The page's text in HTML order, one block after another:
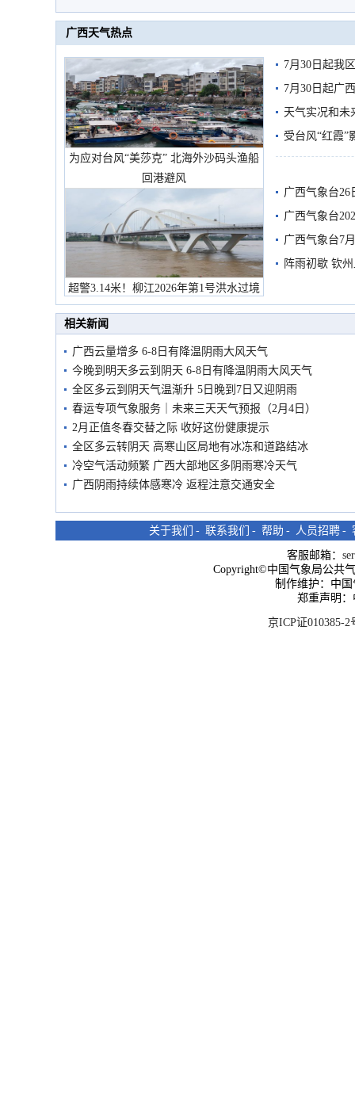
广西天气热点
为应对台风“美莎克” 北海外沙码头渔船
回港避风
超警3.14米！柳江2026年第1号洪水过境
市民在堤岸见证汛况
7月30日起我
7月30日起广
天气实况和未
受台风“红霞”
有较强降雨
广西气象台26
广西气象台
预警
广西气象台7
阵雨初歇 钦
相关新闻
广西云量增多 6-8日有降温阴雨大风天气
今晚到明天多云到阴天 6-8日有降温阴雨大风天气
全区多云到阴天气温渐升 5日晚到7日又迎阴雨
春运专项气象服务｜未来三天天气预报（2月4日）
2月正值冬春交替之际 收好这份健康提示
全区多云转阴天 高寒山区局地有冰冻和道路结冰
冷空气活动频繁 广西大部地区多阴雨寒冷天气
广西阴雨持续体感寒冷 返程注意交通安全
关于我们 - 联系我们 - 帮助 - 人员招聘 -
客服邮箱：
Copyright©中国气象局公共
制作维护：中
郑重声明
京ICP证010385-2